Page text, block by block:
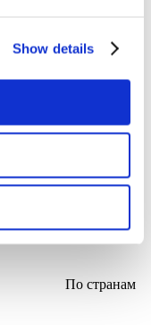
Show details
По странам